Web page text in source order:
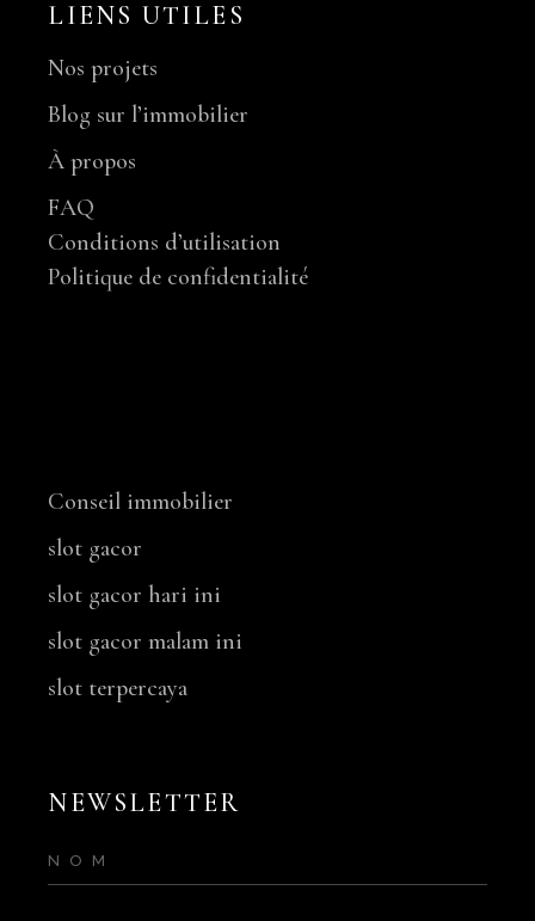
LIENS UTILES
Nos projets
Blog sur l’immobilier
À propos
FAQ
Conditions d’utilisation
Politique de confidentialité
Conseil immobilier
slot gacor
slot gacor hari ini
slot gacor malam ini
slot terpercaya
NEWSLETTER